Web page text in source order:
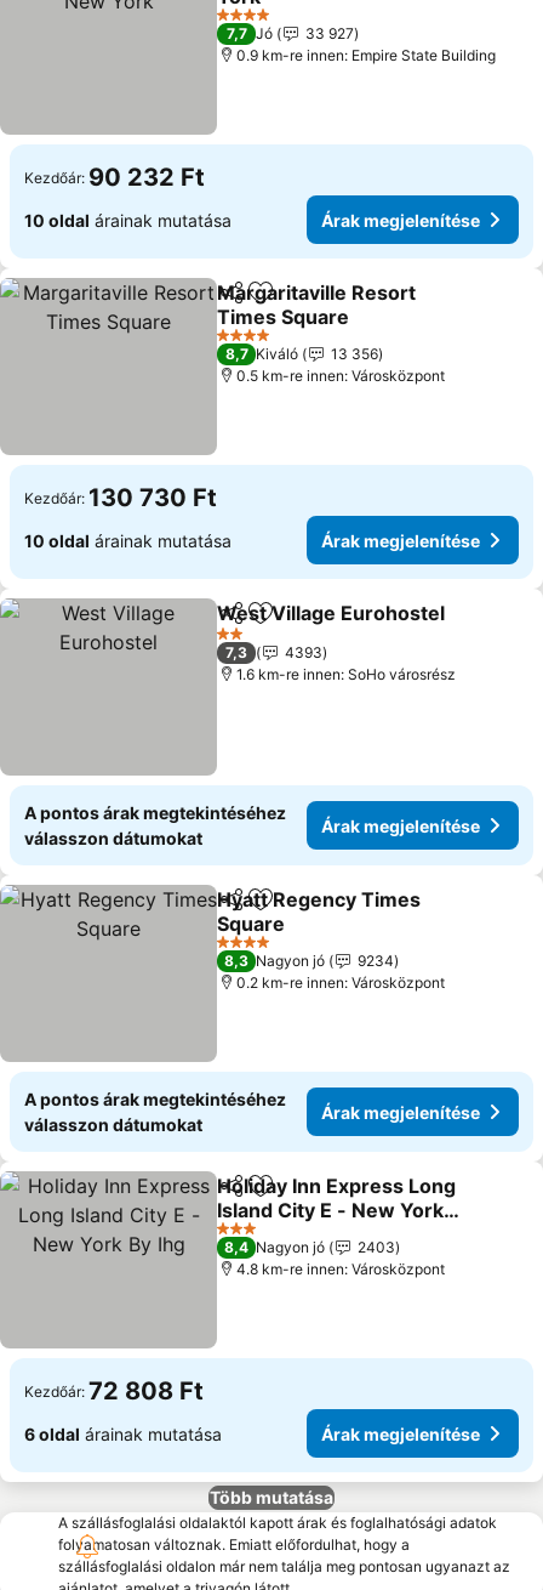
Árak megjelenítése
4 Kategória
7,7 Jó
33 927
0.9 km-re innen: Empire State Building
Kezdőár: 90 232 Ft
10 oldal árainak mutatása Árak megjelenítése
Megosztás
Hozzáadás a kedvencekhez
Margaritaville Resort
Times Square
Árak megjelenítése
4 Kategória
8,7 Kiváló
13 356
0.5 km-re innen: Városközpont
Kezdőár: 130 730 Ft
10 oldal árainak mutatása Árak megjelenítése
Megosztás
Hozzáadás a kedvencekhez
West Village Eurohostel
2 Kategória
7,3
4393
1.6 km-re innen: SoHo városrész
A pontos árak megtekintéséhez
válasszon dátumokat
Árak megjelenítése
Megosztás
Hozzáadás a kedvencekhez
Hyatt Regency Times
Square
Árak megjelenítése
4 Kategória
8,3 Nagyon jó
9234
0.2 km-re innen: Városközpont
A pontos árak megtekintéséhez
válasszon dátumokat
Árak megjelenítése
Megosztás
Hozzáadás a kedvencekhez
Holiday Inn Express Long
Island City E - New York
By Ihg
Árak megjelenítése
3 Kategória
8,4 Nagyon jó
2403
4.8 km-re innen: Városközpont
Kezdőár: 72 808 Ft
6 oldal árainak mutatása Árak megjelenítése
Több mutatása
A szállásfoglalási oldalaktól kapott árak és foglalhatósági adatok
folyamatosan változnak. Emiatt előfordulhat, hogy a
szállásfoglalási oldalon már nem találja meg pontosan ugyanazt az